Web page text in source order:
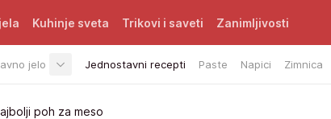
jelo Jednostavni recepti Paste Napici Zimnica
Kuhinje sveta Trikovi i saveti Zanimljivosti
poh za meso